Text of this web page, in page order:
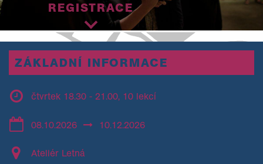
REGISTRACE
ZÁKLADNÍ INFORMACE
čtvrtek 18.30 - 21.00, 10 lekcí
08.10.2026 10.12.2026
Ateliér Letná